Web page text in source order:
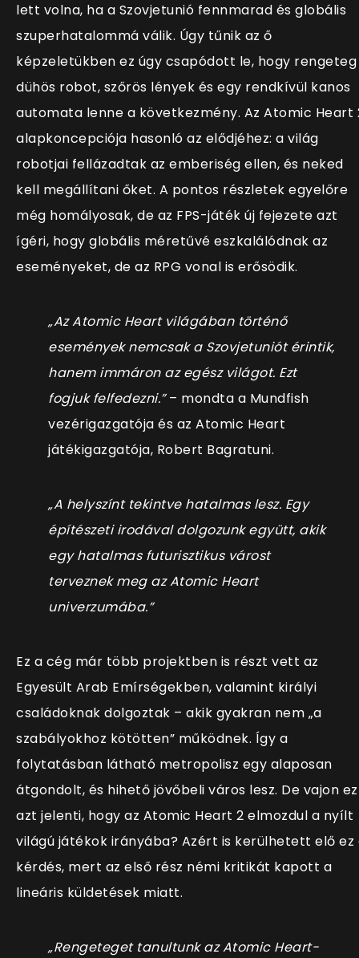
lett volna, ha a Szovjetunió fennmarad és globális
szuperhatalommá válik. Úgy tűnik az ő
képzeletükben ez úgy csapódott le, hogy rengeteg
dühös robot, szőrös lények és egy rendkívül kanos
automata lenne a következmény. Az Atomic Heart
alapkoncepciója hasonló az elődjéhez: a világ
robotjai fellázadtak az emberiség ellen, és neked
kell megállítani őket. A pontos részletek egyelőre
még homályosak, de az FPS-játék új fejezete azt
ígéri, hogy globális méretűvé eszkalálódnak az
eseményeket, de az RPG vonal is erősödik.
„Az Atomic Heart világában történő
események nemcsak a Szovjetuniót érintik,
hanem immáron az egész világot. Ezt
fogjuk felfedezni.”– mondta a Mundfish
vezérigazgatója és az Atomic Heart
játékigazgatója, Robert Bagratuni.
„A helyszínt tekintve hatalmas lesz. Egy
építészeti irodával dolgozunk együtt, akik
egy hatalmas futurisztikus várost
terveznek meg az Atomic Heart
univerzumába.”
Ez a cég már több projektben is részt vett az
Egyesült Arab Emírségekben, valamint királyi
családoknak dolgoztak – akik gyakran nem „a
szabályokhoz kötötten” működnek. Így a
folytatásban látható metropolisz egy alaposan
átgondolt, és hihető jövőbeli város lesz. De vajon ez
azt jelenti, hogy az Atomic Heart 2 elmozdul a nyílt
világú játékok irányába? Azért is kerülhetett elő ez
kérdés, mert az első rész némi kritikát kapott a
lineáris küldetések miatt.
„Rengeteget tanultunk az Atomic Heart-